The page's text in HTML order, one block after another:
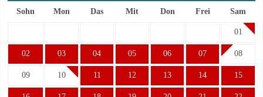
Sohn Mon Das Mit Don Frei Sam
01
02 03 04 05 06 07 08
09 10 11 12 13 14 15